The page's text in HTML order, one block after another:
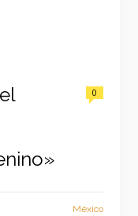
0
México